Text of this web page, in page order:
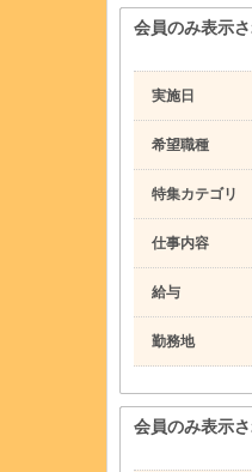
会員のみ表示
実施日
希望職種
特集カテゴリ
仕事内容
給与
勤務地
会員のみ表示